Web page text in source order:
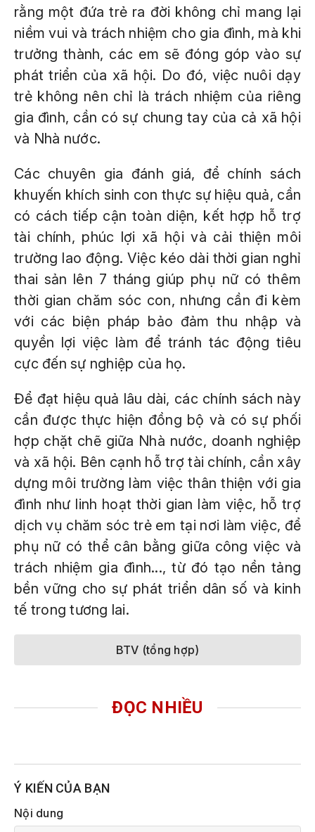
rằng một đứa trẻ ra đời không chỉ mang lại
niềm vui và trách nhiệm cho gia đình, mà khi
trưởng thành, các em sẽ đóng góp vào sự
phát triển của xã hội. Do đó, việc nuôi dạy
trẻ không nên chỉ là trách nhiệm của riêng
gia đình, cần có sự chung tay của cả xã hội
và Nhà nước.
Các chuyên gia đánh giá, để chính sách
khuyến khích sinh con thực sự hiệu quả, cần
có cách tiếp cận toàn diện, kết hợp hỗ trợ
tài chính, phúc lợi xã hội và cải thiện môi
trường lao động. Việc kéo dài thời gian nghỉ
thai sản lên 7 tháng giúp phụ nữ có thêm
thời gian chăm sóc con, nhưng cần đi kèm
với các biện pháp bảo đảm thu nhập và
quyền lợi việc làm để tránh tác động tiêu
cực đến sự nghiệp của họ.
Để đạt hiệu quả lâu dài, các chính sách này
cần được thực hiện đồng bộ và có sự phối
hợp chặt chẽ giữa Nhà nước, doanh nghiệp
và xã hội. Bên cạnh hỗ trợ tài chính, cần xây
dựng môi trường làm việc thân thiện với gia
đình như linh hoạt thời gian làm việc, hỗ trợ
dịch vụ chăm sóc trẻ em tại nơi làm việc, để
phụ nữ có thể cân bằng giữa công việc và
trách nhiệm gia đình..., từ đó tạo nền tảng
bền vững cho sự phát triển dân số và kinh
tế trong tương lai.
BTV (tổng hợp)
ĐỌC NHIỀU
Ý KIẾN CỦA BẠN
Nội dung